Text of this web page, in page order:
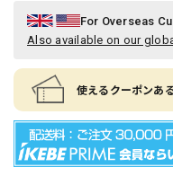
For Overseas
Also available on our
使えるクーポンあ